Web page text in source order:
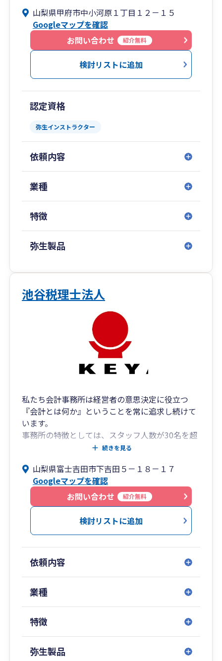
幅広くサービス提供しています。
実績の伴う専門力と蓄積されたノウハウ・広いネ
ットワークで、中小企業の経営を総合的にサポー
トします。
山梨県甲府市中小河原１丁目１２－１５
Googleマップを確認
お問い合わせ
紹介無料
検討リストに追加
認定資格
弥生インストラクター
依頼内容
業種
特徴
弥生製品
池谷税理士法人
私たち会計事務所は経営者の意思決定に役立つ
『会計とは何か』ということを常に追求し続けて
います。
事務所の特徴としては、スタッフ人数が30名を超
えるため、会計の専門チームから税務の専門チー
分野のスタッフを持つ事務所であります。また、
グループ内に社会保険労務士や行政書士を揃えて
いるため、ワンストップで対応が可能となってお
ります。
多数の会議室を完備しているため気兼ねなく時間
をかけてお客様の様々な相談にのっております。
続きを見る
山梨県富士吉田市下吉田５－１８－１７
Googleマップを確認
お問い合わせ
紹介無料
検討リストに追加
依頼内容
業種
特徴
弥生製品